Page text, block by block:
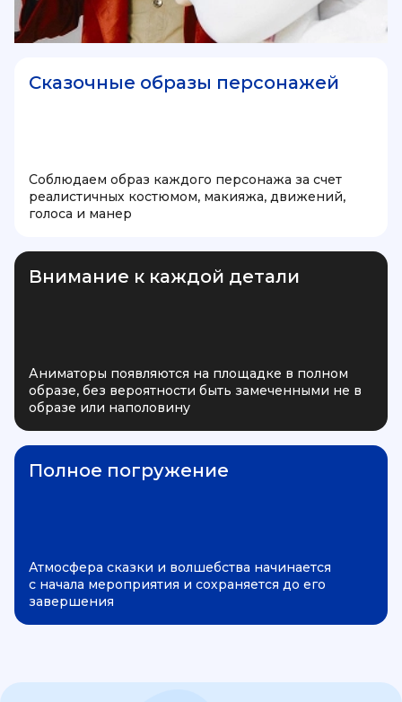
Сказочные образы персонажей
Соблюдаем образ каждого персонажа за счет
реалистичных костюмом, макияжа, движений,
голоса и манер
Внимание к каждой детали
Аниматоры появляются на площадке в полном
образе, без вероятности быть замеченными не в
образе или наполовину
Полное погружение
Атмосфера сказки и волшебства начинается
с начала мероприятия и сохраняется до его
завершения